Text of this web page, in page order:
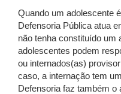
Quando um adolescente
Defensoria Pública atua
não tenha constituído um
adolescentes podem
ou internados(as)
caso, a internação tem
Defensoria faz também o